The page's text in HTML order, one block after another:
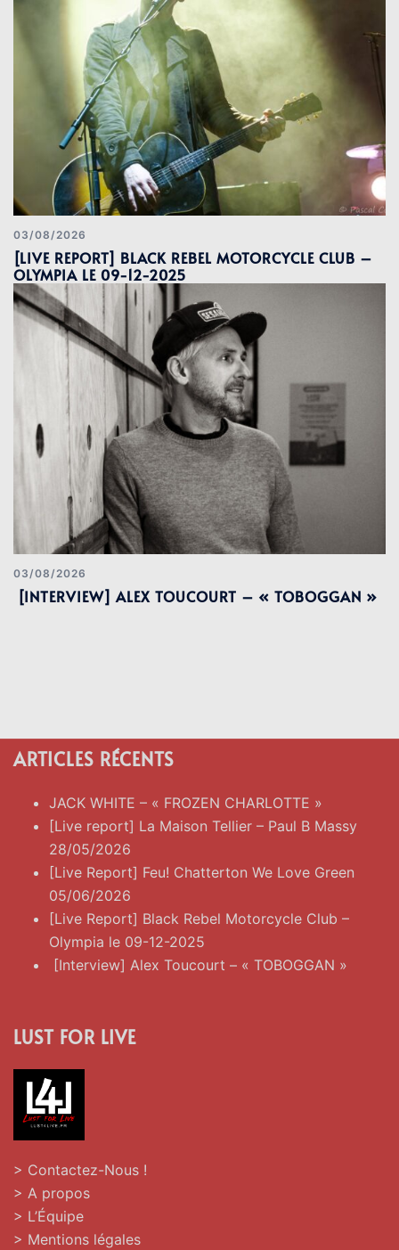
03/08/2026
[LIVE REPORT] BLACK REBEL MOTORCYCLE CLUB –
OLYMPIA LE 09-12-2025
03/08/2026
[INTERVIEW] ALEX TOUCOURT – « TOBOGGAN »
ARTICLES RÉCENTS
JACK WHITE – « FROZEN CHARLOTTE »
[Live report] La Maison Tellier – Paul B Massy
28/05/2026
[Live Report] Feu! Chatterton We Love Green
05/06/2026
[Live Report] Black Rebel Motorcycle Club –
Olympia le 09-12-2025
[Interview] Alex Toucourt – « TOBOGGAN »
LUST FOR LIVE
> Contactez-Nous !
> A propos
> L’Équipe
> Mentions légales